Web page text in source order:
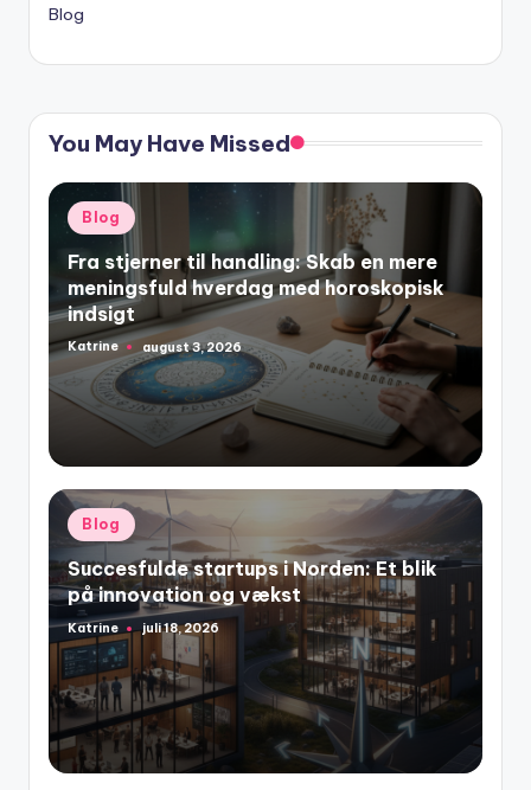
Blog
You May Have Missed
Posted
in
Blog
Fra stjerner til handling: Skab en mere
meningsfuld hverdag med horoskopisk
indsigt
Posted
by
Katrine august 3, 2026
Posted
in
Blog
Succesfulde startups i Norden: Et blik
på innovation og vækst
Posted
by
Katrine juli 18, 2026